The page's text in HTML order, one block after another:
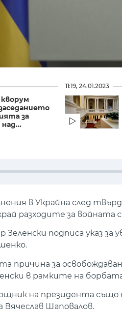
за
11:19, 24.01.2023
в Украйна след
разходите за войната с
подписа указ
причина за
в рамките на
на президента
Шаповалов.